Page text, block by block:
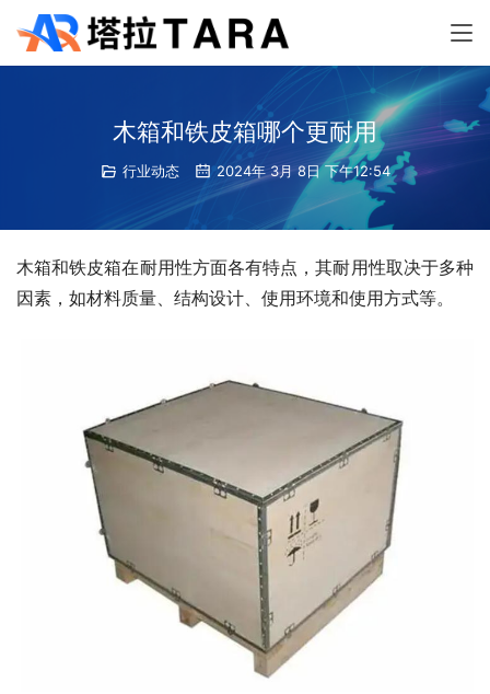
木箱和铁皮箱哪个更耐用
行业动态 2024年 3月 8日 下午12:54
木箱和铁皮箱在耐用性方面各有特点，其耐用性取决于多种
因素，如材料质量、结构设计、使用环境和使用方式等。